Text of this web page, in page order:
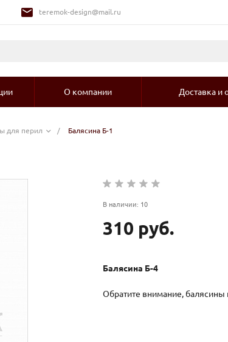
teremok-design@mail.ru
О компании Доставка и
для перил / Балясина Б-1
В наличии: 10
310 руб.
Балясина Б-4
Обратите внимание, балясины